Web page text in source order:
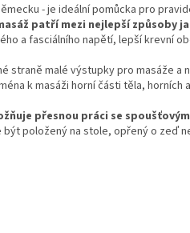
- je ideální pomůcka pro
patří mezi nejlepší způsoby
a fasciálního napětí, lepší krevní
straně malé výstupky pro masáže
k masáži horní části těla, horních
přesnou práci se
býtpoložený na stole, opřený o zeď